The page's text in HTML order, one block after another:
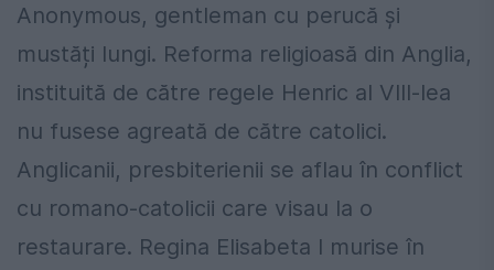
Anonymous, gentleman cu perucă și
mustăți lungi. Reforma religioasă din Anglia,
instituită de către regele Henric al VIII-lea
nu fusese agreată de către catolici.
Anglicanii, presbiterienii se aflau în conflict
cu romano-catolicii care visau la o
restaurare. Regina Elisabeta I murise în